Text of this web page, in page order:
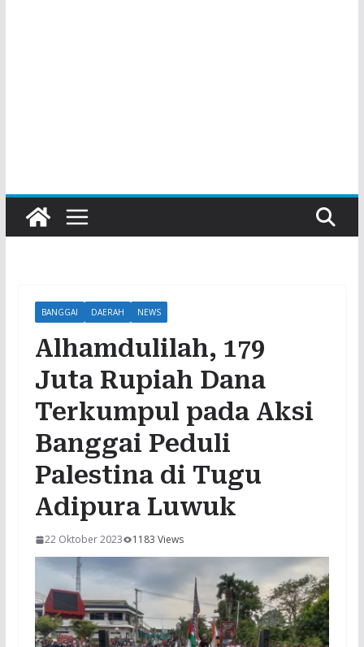
BANGGAI DAERAH NEWS
Alhamdulilah, 179
Juta Rupiah Dana
Terkumpul pada Aksi
Banggai Peduli
Palestina di Tugu
Adipura Luwuk
22 Oktober 2023 1183 Views